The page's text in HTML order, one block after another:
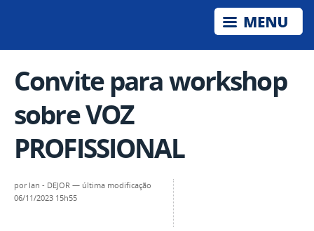
Convite para workshop
sobre VOZ
PROFISSIONAL
por Ian - DEJOR — última modificação
06/11/2023 15h55